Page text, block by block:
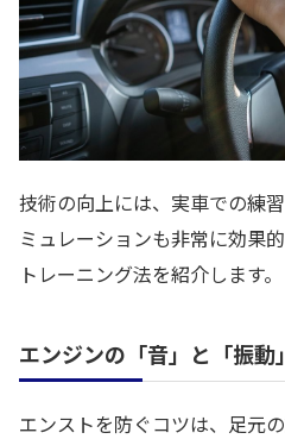
技術の向上には、実車での練
ミュレーションも非常に効果
トレーニング法を紹介します。
エンジンの「音」と「振動
エンストを防ぐコツは、足元